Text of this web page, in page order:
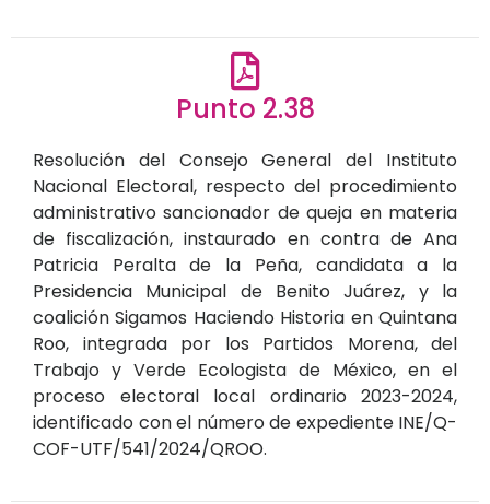
Punto 2.38
Resolución del Consejo General del Instituto
Nacional Electoral, respecto del procedimiento
administrativo sancionador de queja en materia
de fiscalización, instaurado en contra de Ana
Patricia Peralta de la Peña, candidata a la
Presidencia Municipal de Benito Juárez, y la
coalición Sigamos Haciendo Historia en Quintana
Roo, integrada por los Partidos Morena, del
Trabajo y Verde Ecologista de México, en el
proceso electoral local ordinario 2023-2024,
identificado con el número de expediente INE/Q-
COF-UTF/541/2024/QROO.